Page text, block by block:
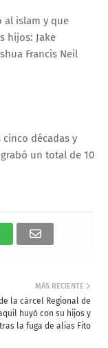
al islam y que
hijos: Jake
Francis Neil
décadas y
un total de 10
MÁS RECIENTE
la cárcel Regional de
huyó con su hijos y
la fuga de alias Fito